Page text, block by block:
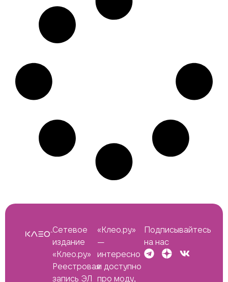
Сетевое
издание
«Клео.ру»
Реестровая
запись ЭЛ
«Клео.ру»
—
интересно
и доступно
про моду,
Подписывайтесь
на нас